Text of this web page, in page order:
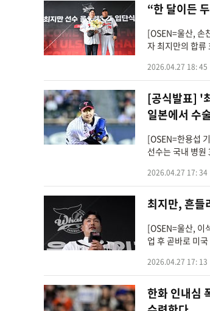
“한 달이든
[OSEN=울산, 손
자 최지만의 합
2026.04.27 18: 45
[공식발표] '
일본에서 수
[OSEN=한용섭
선수는 국내 병
2026.04.27 17: 34
최지만, 흔들
[OSEN=울산, 이
업 후 곧바로 미
2026.04.27 17: 13
한화 인내심